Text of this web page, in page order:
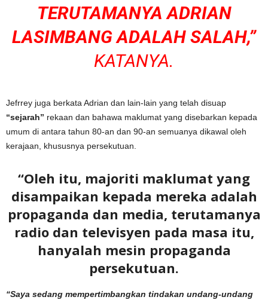
TERUTAMANYA ADRIAN
LASIMBANG ADALAH SALAH,”
KATANYA.
Jefrrey juga berkata Adrian dan lain-lain yang telah disuap
“sejarah” rekaan dan bahawa maklumat yang disebarkan kepada
umum di antara tahun 80-an dan 90-an semuanya dikawal oleh
kerajaan, khususnya persekutuan.
“Oleh itu, majoriti maklumat yang
disampaikan kepada mereka adalah
propaganda dan media, terutamanya
radio dan televisyen pada masa itu,
hanyalah mesin propaganda
persekutuan.
“Saya sedang mempertimbangkan tindakan undang-undang